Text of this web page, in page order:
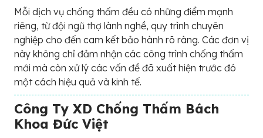
Mỗi dịch vụ chống thấm đều có những điểm mạnh
riêng, từ đội ngũ thợ lành nghề, quy trình chuyên
nghiệp cho đến cam kết bảo hành rõ ràng. Các đơn vị
này không chỉ đảm nhận các công trình chống thấm
mới mà còn xử lý các vấn đề đã xuất hiện trước đó
một cách hiệu quả và kinh tế.
Công Ty XD Chống Thấm Bách
Khoa Đức Việt